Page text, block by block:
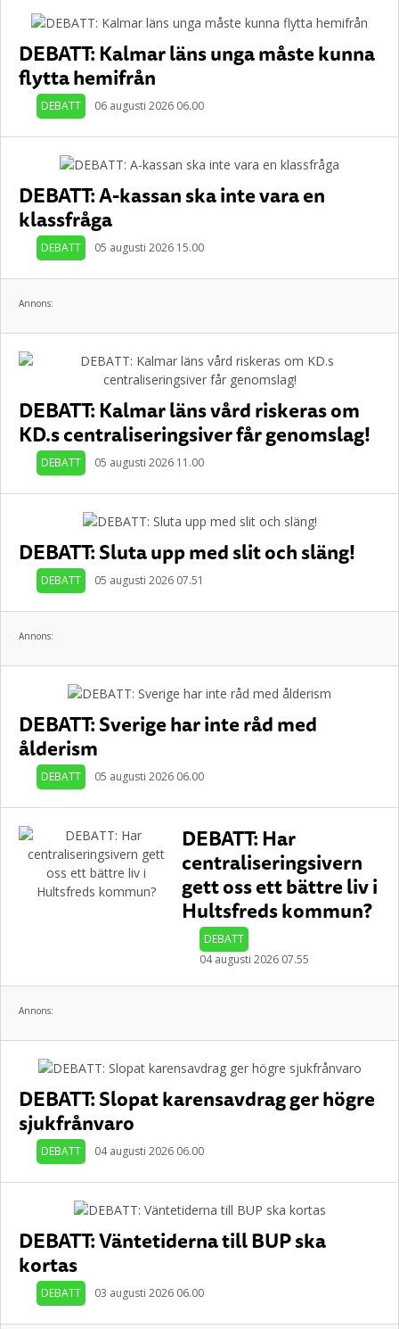
DEBATT: Kalmar läns unga måste kunna
flytta hemifrån
DEBATT 06 augusti 2026 06.00
DEBATT: A-kassan ska inte vara en
klassfråga
DEBATT 05 augusti 2026 15.00
Annons:
DEBATT: Kalmar läns vård riskeras om
KD.s centraliseringsiver får genomslag!
DEBATT 05 augusti 2026 11.00
DEBATT: Sluta upp med slit och släng!
DEBATT 05 augusti 2026 07.51
Annons:
DEBATT: Sverige har inte råd med
ålderism
DEBATT 05 augusti 2026 06.00
DEBATT: Har
centraliseringsivern
gett oss ett bättre liv i
Hultsfreds kommun?
DEBATT
04 augusti 2026 07.55
Annons:
DEBATT: Slopat karensavdrag ger högre
sjukfrånvaro
DEBATT 04 augusti 2026 06.00
DEBATT: Väntetiderna till BUP ska
kortas
DEBATT 03 augusti 2026 06.00